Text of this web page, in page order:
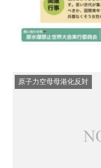
原子力空母母港化反対